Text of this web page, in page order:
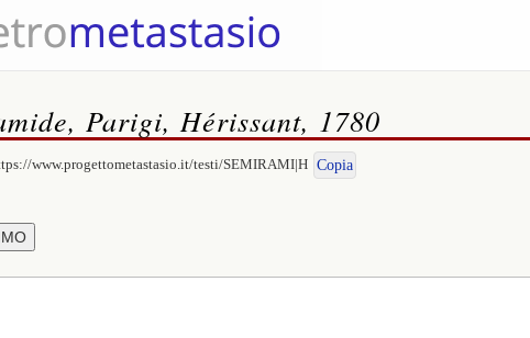
Parigi, Hérissant, 1780
www.progettometastasio.it/testi/SEMIRAMI|H Copia